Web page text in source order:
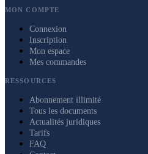
MON COMPTE
Connexion
Inscription
Mon espace
Mes commandes
RESSOURCES
Abonnement illimité
Tous les documents
Actualités juridiques
Tarifs
FAQ